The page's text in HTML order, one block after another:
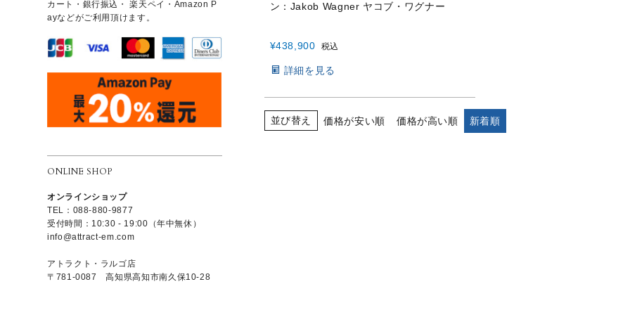
カート・銀行振込・楽天ペイ・Amazon P
ayなどがご利用頂けます。
ONLINE SHOP
オンラインショップ
TEL：088-880-9877
受付時間：10:30 - 19:00（年中無休）
info@attract-em.com
アトラクト・ラルゴ店
〒781-0087 高知県高知市南久保10-28
ン：Jakob Wagner ヤコブ・ワグナー
¥438,900 税込
詳細を見る
並び替え 価格が安い順 価格が高い順 新着順